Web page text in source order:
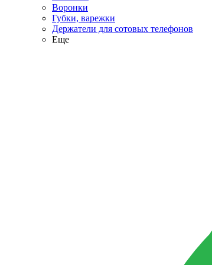
Воронки
Губки, варежки
Держатели для сотовых телефонов
Еще